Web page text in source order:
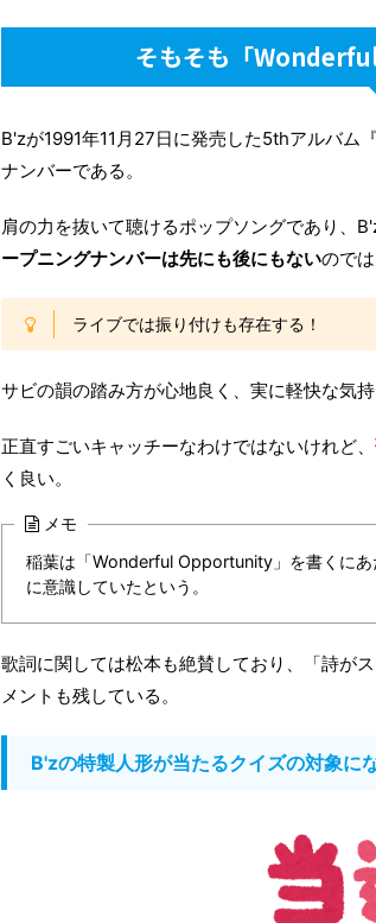
そもそも「
B'zが1991年11月27日に発売した5thアルバム
ナンバーである。
肩の力を抜いて聴けるポップソングであり、
ープニングナンバーは先にも後にもないのでは
ライブでは振り付けも存在する！
サビの韻の踏み方が心地良く、実に軽快な気持
正直すごいキャッチーなわけではないけれど、
く良い。
メモ
稲葉は「Wonderful Opportunity」を書くにあ
に意識していたという。
歌詞に関しては松本も絶賛しており、「詩が
メントも残している。
B'zの特製人形が当たるクイズの対象に